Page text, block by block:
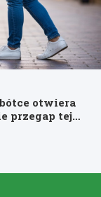
otwiera
przegap tej